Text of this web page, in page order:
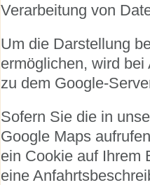
Verarbeitung von
Um die Darstellung
ermöglichen, wird
zu dem Google-
Sofern Sie die in
Google Maps
ein Cookie auf Ihrem
eine